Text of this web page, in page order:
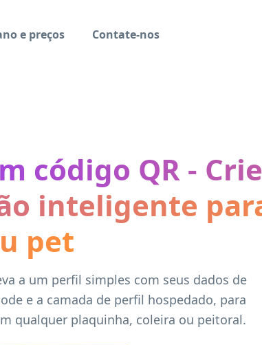
e preços Contate-nos
código QR - Crie
inteligente
pet
a um perfil simples com seus dados de
e a camada de perfil hospedado, para
qualquer plaquinha, coleira ou peitoral.